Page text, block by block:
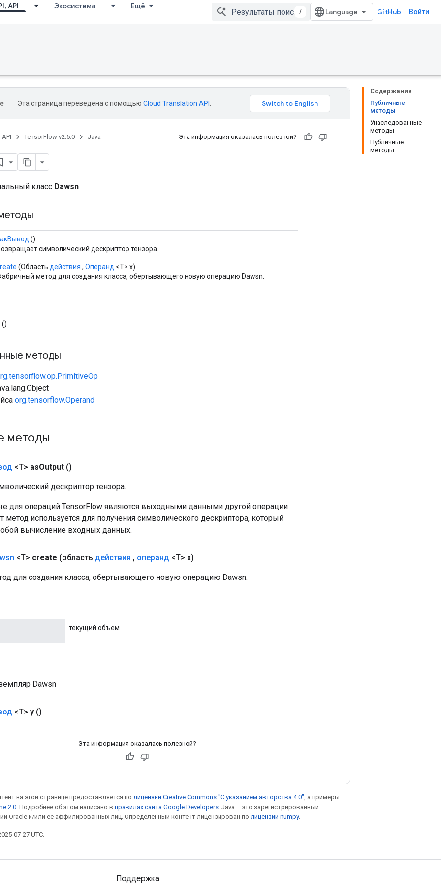
API Экосистема Ещё
/ GitHub Войти
Содержание
Публичные
методы
Унаследованные
методы
Публичные
методы
Эта страница переведена с помощью Cloud Translation API
API TensorFlow v2.5.0 Java Эта информация оказалась полезной?
класс Dawsn
()
символический дескриптор тензора.
(Область действия , Операнд <T> x)
метод для создания класса, обертывающего новую операцию Dawsn.
()
методы
org.tensorflow.Operand
методы
<T> asOutput ()
дескриптор тензора.
для операций TensorFlow являются выходными данными другой операции
метод используется для получения символического дескриптора, который
вычисление входных данных.
<T> create (область действия , операнд <T> x)
для создания класса, обертывающего новую операцию Dawsn.
текущий объем
Dawsn
<T> y ()
Эта информация оказалась полезной?
на этой странице предоставляется по лицензии Creative Commons "С указанием авторства 4.0" , а примеры
2.0 . Подробнее об этом написано в правилах сайта Google Developers . Java – это зарегистрированный
Oracle и/или ее аффилированных лиц. Определенный контент лицензирован по лицензии numpy.
07-27 UTC.
Поддержка